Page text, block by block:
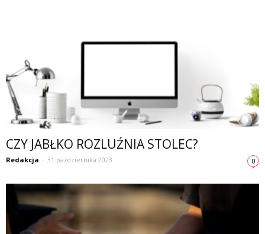
CZY JABŁKO ROZLUŹNIA STOLEC?
Redakcja - 31 października 2023 0